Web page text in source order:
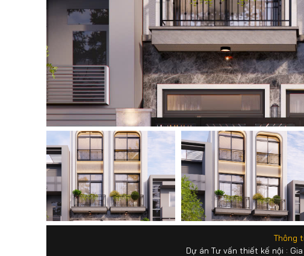
Thông
Dự án Tư vấn thiết kế nội :